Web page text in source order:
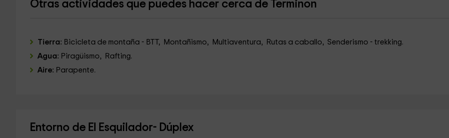
Otras actividades que puedes hacer cerca de Terminon
Tierra: Bicicleta de montaña - BTT, Montañismo, Multiaventura, Rutas a caballo, Senderismo - trekking.
Agua: Piragüismo, Rafting.
Aire: Parapente.
Entorno de El Esquilador- Dúplex